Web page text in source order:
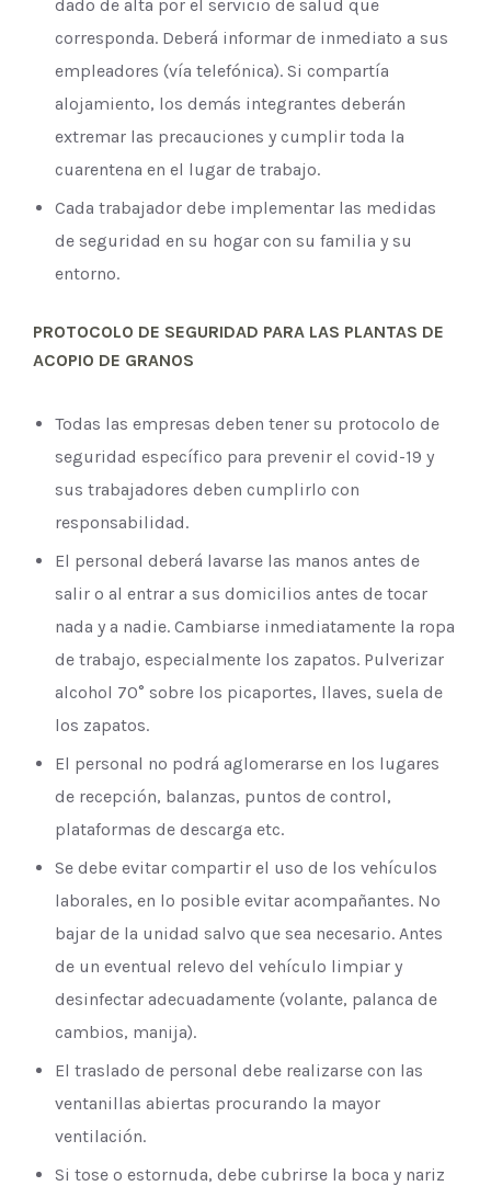
dado de alta por el servicio de salud que
corresponda. Deberá informar de inmediato a sus
empleadores (vía telefónica). Si compartía
alojamiento, los demás integrantes deberán
extremar las precauciones y cumplir toda la
cuarentena en el lugar de trabajo.
Cada trabajador debe implementar las medidas
de seguridad en su hogar con su familia y su
entorno.
PROTOCOLO DE SEGURIDAD PARA LAS PLANTAS DE
ACOPIO DE GRANOS
Todas las empresas deben tener su protocolo de
seguridad específico para prevenir el covid-19 y
sus trabajadores deben cumplirlo con
responsabilidad.
El personal deberá lavarse las manos antes de
salir o al entrar a sus domicilios antes de tocar
nada y a nadie. Cambiarse inmediatamente la ropa
de trabajo, especialmente los zapatos. Pulverizar
alcohol 70° sobre los picaportes, llaves, suela de
los zapatos.
El personal no podrá aglomerarse en los lugares
de recepción, balanzas, puntos de control,
plataformas de descarga etc.
Se debe evitar compartir el uso de los vehículos
laborales, en lo posible evitar acompañantes. No
bajar de la unidad salvo que sea necesario. Antes
de un eventual relevo del vehículo limpiar y
desinfectar adecuadamente (volante, palanca de
cambios, manija).
El traslado de personal debe realizarse con las
ventanillas abiertas procurando la mayor
ventilación.
Si tose o estornuda, debe cubrirse la boca y nariz